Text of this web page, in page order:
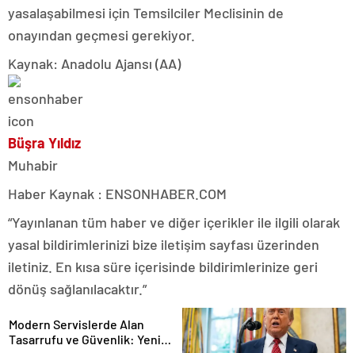
yasalaşabilmesi için Temsilciler Meclisinin de
onayından geçmesi gerekiyor.
Kaynak: Anadolu Ajansı (AA)
Büşra Yıldız
Muhabir
Haber Kaynak : ENSONHABER.COM
“Yayınlanan tüm haber ve diğer içerikler ile ilgili olarak
yasal bildirimlerinizi bize iletişim sayfası üzerinden
iletiniz. En kısa süre içerisinde bildirimlerinize geri
dönüş sağlanılacaktır.”
Modern Servislerde Alan
Tasarrufu ve Güvenlik: Yeni